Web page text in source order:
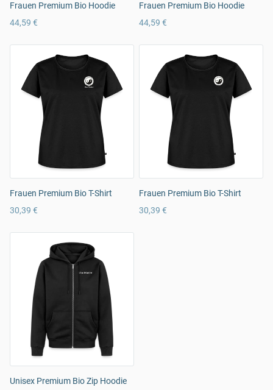
Frauen Premium Bio Hoodie
44,59 €
Frauen Premium Bio Hoodie
44,59 €
Frauen Premium Bio T-Shirt
30,39 €
Frauen Premium Bio T-Shirt
30,39 €
Unisex Premium Bio Zip Hoodie